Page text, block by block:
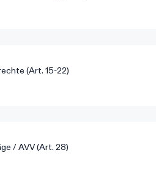
(Art. 15-22)
/ AVV (Art. 28)